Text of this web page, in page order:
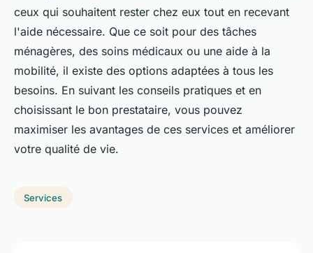
ceux qui souhaitent rester chez eux tout en recevant
l'aide nécessaire. Que ce soit pour des tâches
ménagères, des soins médicaux ou une aide à la
mobilité, il existe des options adaptées à tous les
besoins. En suivant les conseils pratiques et en
choisissant le bon prestataire, vous pouvez
maximiser les avantages de ces services et améliorer
votre qualité de vie.
Services